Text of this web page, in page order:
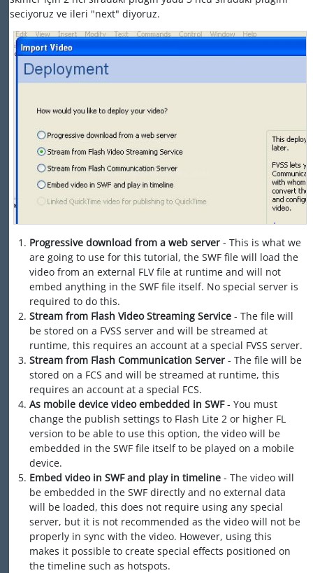
seciyoruz ve ileri "next" diyoruz.
Progressive download from a web server - This is what we
are going to use for this tutorial, the SWF file will load the
video from an external FLV file at runtime and will not
embed anything in the SWF file itself. No special server is
required to do this.
Stream from Flash Video Streaming Service - The file will
be stored on a FVSS server and will be streamed at
runtime, this requires an account at a special FVSS server.
Stream from Flash Communication Server - The file will be
stored on a FCS and will be streamed at runtime, this
requires an account at a special FCS.
As mobile device video embedded in SWF- You must
change the publish settings to Flash Lite 2 or higher FL
version to be able to use this option, the video will be
embedded in the SWF file itself to be played on a mobile
device.
Embed video in SWF and play in timeline - The video will
be embedded in the SWF directly and no external data
will be loaded, this does not require using any special
server, but it is not recommended as the video will not be
properly in sync with the video. However, using this
makes it possible to create special effects positioned on
the timeline such as hotspots.